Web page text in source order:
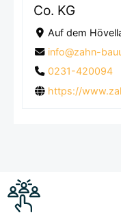
Co. KG
Auf dem
info@zahn-
0231-420094
https://